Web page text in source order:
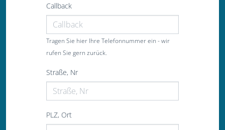
Callback
Tragen Sie hier Ihre Telefonnummer ein - wir
rufen Sie gern zurück.
Straße, Nr
PLZ, Ort